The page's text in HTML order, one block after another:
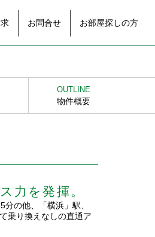
お問合せ お部屋探しの方
OUTLINE
物件概要
力を発揮。
の他、「横浜」駅、
乗り換えなしの直通ア